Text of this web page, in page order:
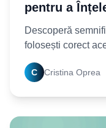
pentru a
Descoperă
folosești corect
C Cristina Oprea